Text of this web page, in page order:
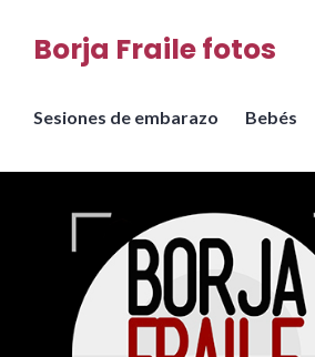
Borja Fraile fotos
Sesiones de embarazo Bebés